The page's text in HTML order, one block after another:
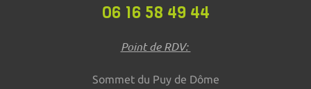
06 16 58 49 44
Point de RDV:
Sommet du Puy de Dôme